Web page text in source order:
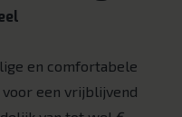
en comfortabele
voor een vrijblijvend